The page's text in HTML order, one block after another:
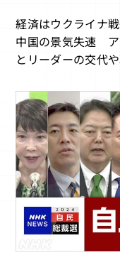
経済はウクライナ
中国の景気失速
とリーダーの交代